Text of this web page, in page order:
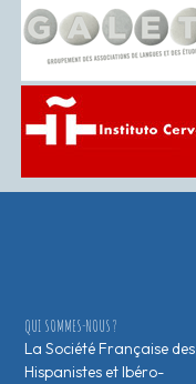
QUI SOMMES-NOUS ?
La Société Française des
Hispanistes et Ibéro-